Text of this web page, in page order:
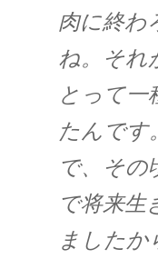
肉に終わ
ね。それ
とって一
たんです。
で、その
で将来生
ました